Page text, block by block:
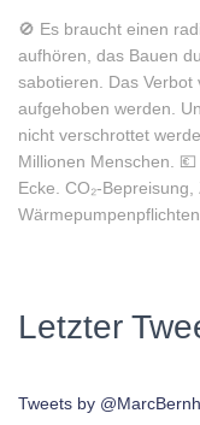
🚫 Es braucht einen
aufhören, das Bauen
sabotieren. Das
aufgehoben werden.
nicht verschrottet
Millionen Menschen.
Ecke. CO₂-
Wärmepumpenpflichten
Letzter
Tweets by